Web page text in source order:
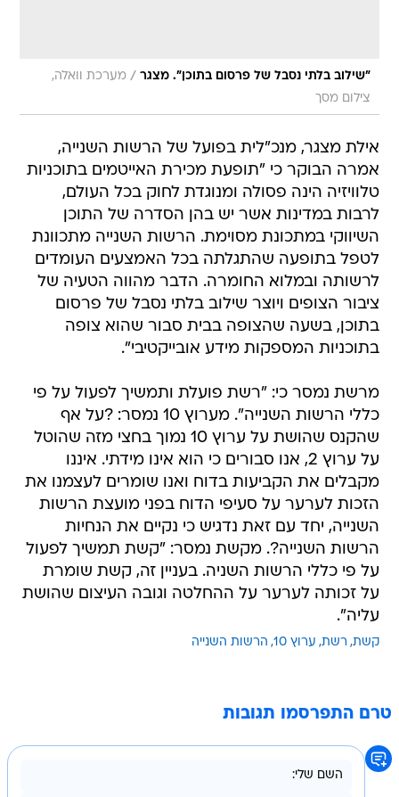
"שילוב בלתי נסבל של פרסום בתוכן". מצגר / מערכת וואלה,
צילום מסך
אילת מצגר, מנכ"לית בפועל של הרשות השנייה,
אמרה הבוקר כי "תופעת מכירת האייטמים בתוכניות
טלוויזיה הינה פסולה ומנוגדת לחוק בכל העולם,
לרבות במדינות אשר יש בהן הסדרה של התוכן
השיווקי במתכונת מסוימת. הרשות השנייה מתכוונת
לטפל בתופעה שהתגלתה בכל האמצעים העומדים
לרשותה ובמלוא החומרה. הדבר מהווה הטעיה של
ציבור הצופים ויוצר שילוב בלתי נסבל של פרסום
בתוכן, בשעה שהצופה בבית סבור שהוא צופה
בתוכניות המספקות מידע אובייקטיבי".
מרשת נמסר כי: "רשת פועלת ותמשיך לפעול על פי
כללי הרשות השנייה". מערוץ 10 נמסר: ?על אף
שהקנס שהושת על ערוץ 10 נמוך בחצי מזה שהוטל
על ערוץ 2, אנו סבורים כי הוא אינו מידתי. איננו
מקבלים את הקביעות בדוח ואנו שומרים לעצמנו את
הזכות לערער על סעיפי הדוח בפני מועצת הרשות
השנייה, יחד עם זאת נדגיש כי נקיים את הנחיות
הרשות השנייה?. מקשת נמסר: "קשת תמשיך לפעול
על פי כללי הרשות השניה. בעניין זה, קשת שומרת
על זכותה לערער על ההחלטה וגובה העיצום שהושת
עליה".
קשת רשת ערוץ 10 הרשות השנייה
טרם התפרסמו תגובות